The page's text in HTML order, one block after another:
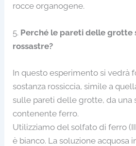
rocce organogene.
5. Perché le pareti delle grotte
rossastre?
In questo esperimento si vedrà
sostanza rossiccia, simile a
sulle pareti delle grotte, da una
contenente ferro.
Utilizziamo del solfato di ferro
è bianco. La soluzione acquosa